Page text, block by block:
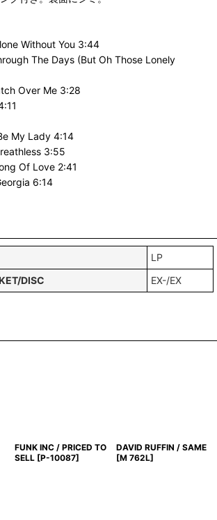
Without You 3:44
The Days (But Oh Those Lonely
Over Me 3:28
My Lady 4:14
3:55
Of Love 2:41
6:14
LP
DISC
EX-/EX
FUNK INC / PRICED TO
SELL [P-10087]
DAVID RUFFIN / SAME
[M 762L]